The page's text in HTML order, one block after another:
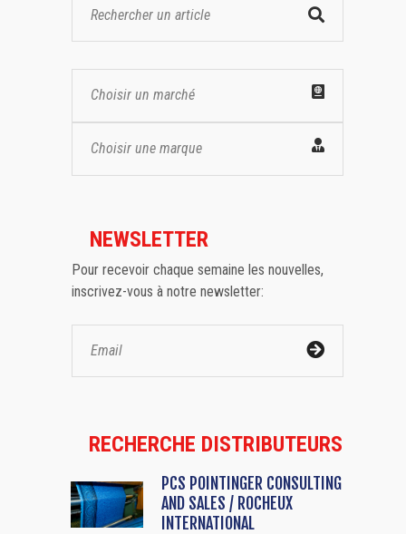
Choisir un marché
Choisir une marque
NEWSLETTER
Pour recevoir chaque semaine les nouvelles,
inscrivez-vous à notre newsletter:
RECHERCHE DISTRIBUTEURS
PCS POINTINGER CONSULTING
AND SALES / ROCHEUX
INTERNATIONAL